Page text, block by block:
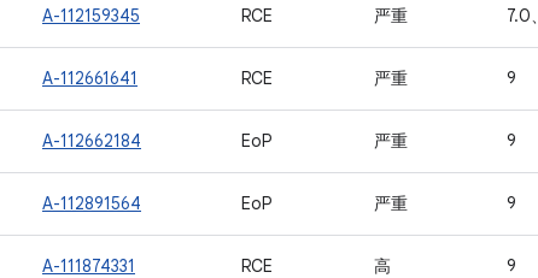
A-112159345 RCE 严重 7.0
A-112661641 RCE 严重 9
A-112662184 EoP 严重 9
A-112891564 EoP 严重 9
A-111874331 RCE 高 9